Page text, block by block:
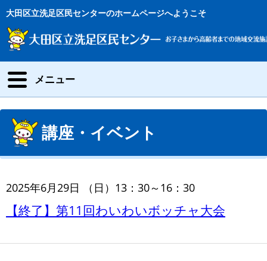
大田区立洗足区民センターのホームページへようこそ
メニュー
講座・イベント
2025年6月29日 （日）13：30～16：30
【終了】第11回わいわいボッチャ大会